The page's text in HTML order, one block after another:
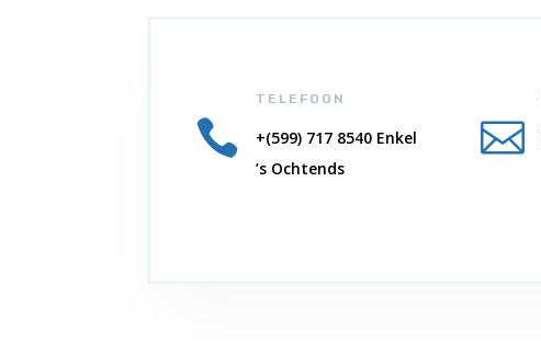

TELEFOON
+(599) 717 8540 Enkel
’s Ochtends
